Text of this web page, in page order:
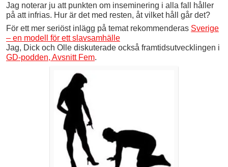
Jag noterar ju att punkten om inseminering i alla fall håller
på att infrias. Hur är det med resten, åt vilket håll går det?
För ett mer seriöst inlägg på temat rekommenderas Sverige
– en modell för ett slavsamhälle
Jag, Dick och Olle diskuterade också framtidsutvecklingen i
GD-podden, Avsnitt Fem.